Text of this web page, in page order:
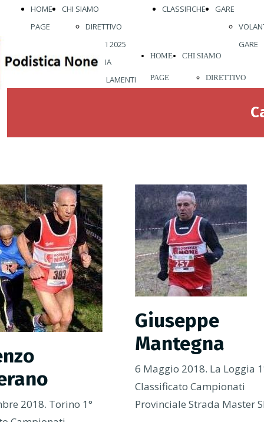
HOME
PAGE
CHI SIAMO
DIRETTIVO
ATLETI 2025
STORIA
REGOLAMENTI
CLASSIFICHE
GARE
GARE
HOME
PAGE
CHI SIAMO
DIRETTIVO
VISITE
VIENI A
CORRERE CON
NOI
Giuseppe
Mantegna
6 Maggio 2018. La Loggia
Classificato Campionati
Provinciale Strada Master
2018. Torino 1°